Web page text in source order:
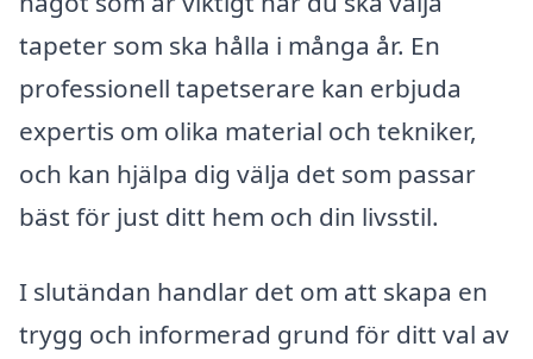
tapeter som ska hålla i många år. En
professionell tapetserare kan erbjuda
expertis om olika material och tekniker,
och kan hjälpa dig välja det som passar
bäst för just ditt hem och din livsstil.
I slutändan handlar det om att skapa en
trygg och informerad grund för ditt val av